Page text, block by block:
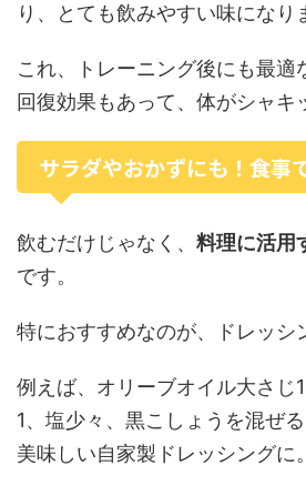
り、とても飲みやすい味になり
これ、トレーニング後にも最適
回復効果もあって、体がシャキ
サラダやおかずにも！食事
飲むだけじゃなく、 料理に活用
です。
特におすすめなのが、ドレッシ
例えば、オリーブオイル大さじ
1、塩少々、黒こしょうを混ぜ
美味しい自家製ドレッシングに。